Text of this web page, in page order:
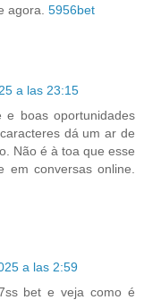
agora. 5956bet
a las 23:15
e boas oportunidades
dá um ar de
Não é à toa que esse
em conversas online.
a las 2:59
bet e veja como é